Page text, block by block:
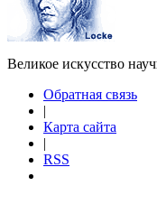
Великое искусство
Обратная связь
|
Карта сайта
|
RSS